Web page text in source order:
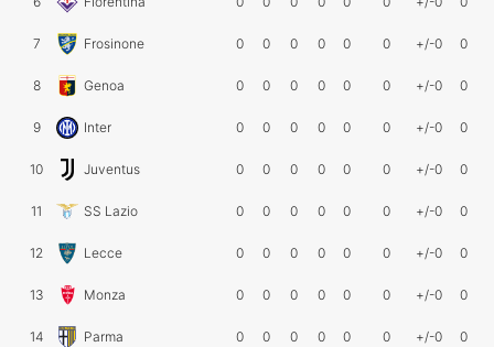
7 Frosinone 0 0 0 0 0 0 +/-0 0
8 Genoa 0 0 0 0 0 0 +/-0 0
9 Inter 0 0 0 0 0 0 +/-0 0
10 Juventus 0 0 0 0 0 0 +/-0 0
11 SS Lazio 0 0 0 0 0 0 +/-0 0
12 Lecce 0 0 0 0 0 0 +/-0 0
13 Monza 0 0 0 0 0 0 +/-0 0
14 Parma 0 0 0 0 0 0 +/-0 0